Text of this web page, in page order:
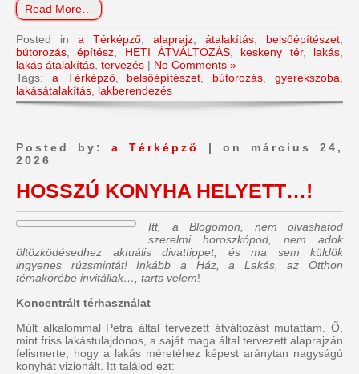
Read More…
Posted in a Térképző, alaprajz, átalakítás, belsőépítészet,
bútorozás,építész, HETI ÁTVÁLTOZÁS, keskeny tér, lakás,
lakás átalakítás, tervezés | No Comments »
Tags: a Térképző, belsőépítészet, bútorozás,gyerekszoba,
lakásátalakítás, lakberendezés
Posted by:a Térképző
| on március 24,
2026
HOSSZÚ KONYHA HELYETT…!
Itt, a Blogomon, nem olvashatod
szerelmi horoszkópod, nem adok
öltözködésedhez aktuális divattippet, és ma sem küldök
ingyenes rúzsmintát! Inkább a Ház, a Lakás, az Otthon
témakörébe invitállak…, tarts velem!
Koncentrált térhasználat
Múlt alkalommal Petra által tervezett átváltozást mutattam. Ő,
mint friss lakástulajdonos, a saját maga által tervezett alaprajzán
felismerte, hogy a lakás méretéhez képest aránytan nagyságú
konyhát vizionált. Itt találod ezt: